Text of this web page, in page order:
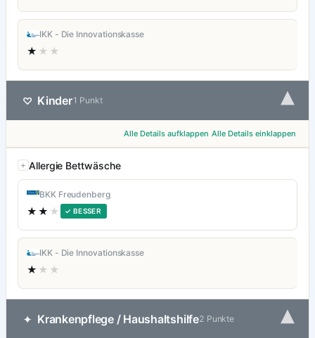
IKK - Die Innovationskasse
★ ★★
♡ Kinder1 Punkt ▾
Alle Details aufklappen Alle Details einklappen
Allergie Bettwäsche
BKK Freudenberg
★★ ★ ✓ BESSER
IKK - Die Innovationskasse
★ ★★
✦ Krankenpflege / Haushaltshilfe2 Punkte ▾